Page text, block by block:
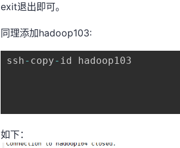
exit退出即可。
同理添加hadoop103:
ssh- copy- id hadoop103
如下：